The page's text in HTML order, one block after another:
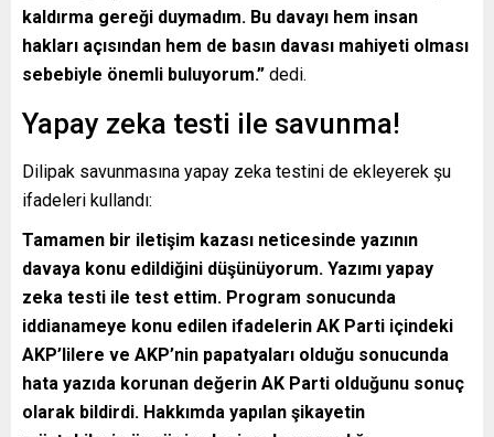
kaldırma gereği duymadım. Bu davayı hem insan
hakları açısından hem de basın davası mahiyeti olması
sebebiyle önemli buluyorum.” dedi.
Yapay zeka testi ile savunma!
Dilipak savunmasına yapay zeka testini de ekleyerek şu
ifadeleri kullandı:
Tamamen bir iletişim kazası neticesinde yazının
davaya konu edildiğini düşünüyorum. Yazımı yapay
zeka testi ile test ettim. Program sonucunda
iddianameye konu edilen ifadelerin AK Parti içindeki
AKP’lilere ve AKP’nin papatyaları olduğu sonucunda
hata yazıda korunan değerin AK Parti olduğunu sonuç
olarak bildirdi. Hakkımda yapılan şikayetin